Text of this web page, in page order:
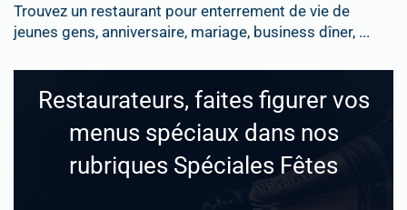
Trouvez un restaurant pour enterrement de vie de
jeunes gens, anniversaire, mariage, business dîner, ...
Restaurateurs, faites figurer vos
menus spéciaux dans nos
rubriques Spéciales Fêtes